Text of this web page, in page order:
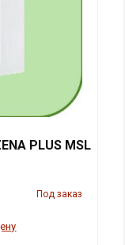
PLUS MSL
Под заказ